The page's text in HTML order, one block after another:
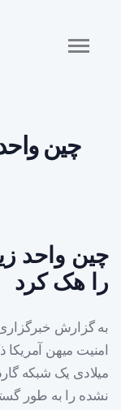
چین
چین واحد
را هک کرد
به گزارش
میلادی یک شبکه
نشده را به طور